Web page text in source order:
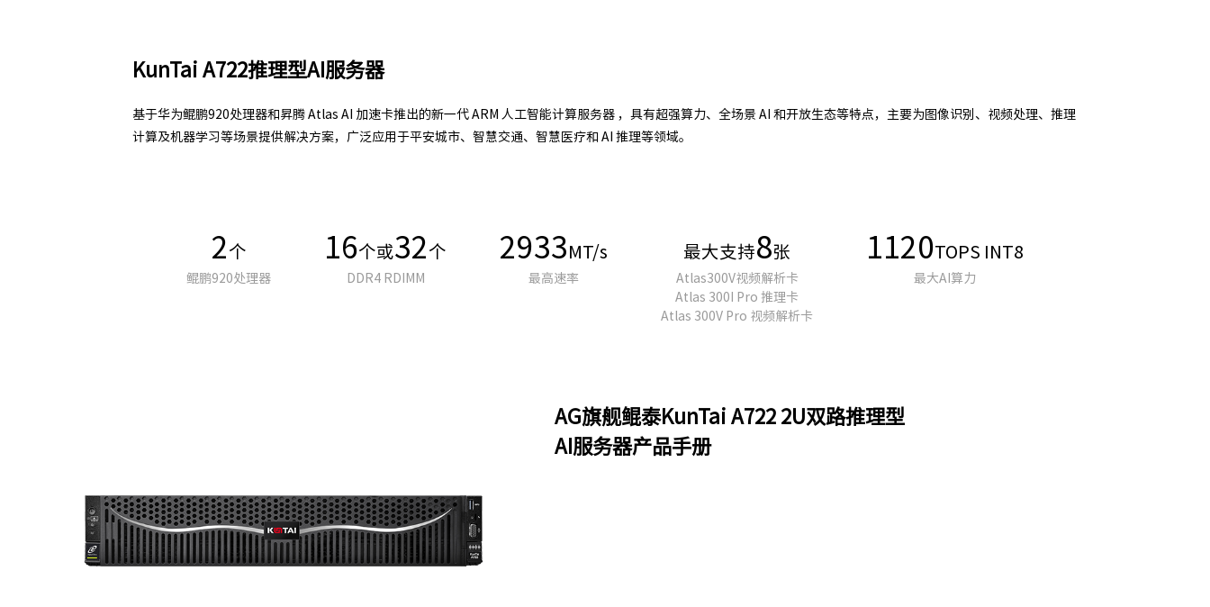
KunTai A722推理型AI服务器
基于华为鲲鹏920处理器和昇腾 Atlas AI 加速卡推出的新一代 ARM 人工智能计算服务器 ，具有超强算力、全场景 AI 和开放生态等特点，主要为图像识别、视频处理、推理
计算及机器学习等场景提供解决方案，广泛应用于平安城市、智慧交通、智慧医疗和 AI 推理等领域。
2 个
鲲鹏920处理器
16个或32 个
DDR4 RDIMM
2933 MT/s
最高速率
最大支持8张
Atlas300V视频解析卡
Atlas 300I Pro 推理卡
Atlas 300V Pro 视频解析卡
1120TOPS INT8
最大AI算力
AG旗舰鲲泰KunTai A722 2U双路推理型
AI服务器产品手册